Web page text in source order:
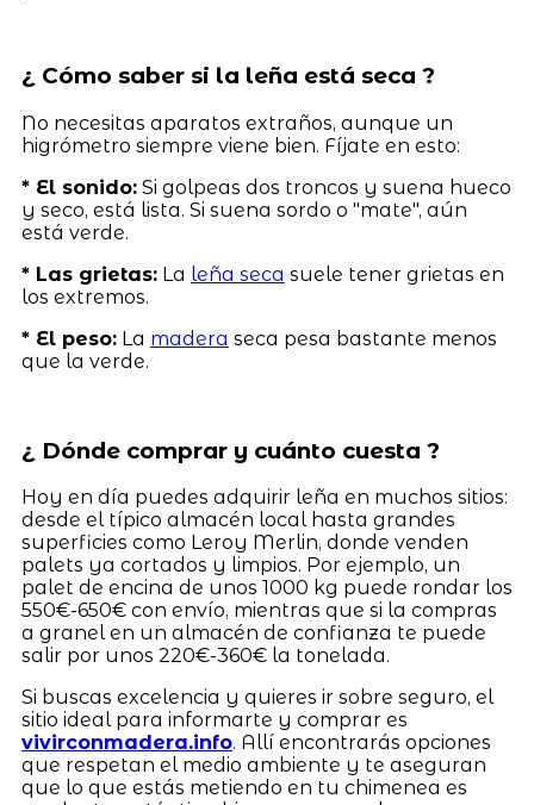
¿ Cómo saber si la leña está seca ?
No necesitas aparatos extraños, aunque un
higrómetro siempre viene bien. Fíjate en esto:
* El sonido:Si golpeas dos troncos y suena hueco
y seco, está lista. Si suena sordo o "mate", aún
está verde.
* Las grietas:La leña seca suele tener grietas en
los extremos.
* El peso:La madera seca pesa bastante menos
que la verde.
¿ Dónde comprar y cuánto cuesta ?
Hoy en día puedes adquirir leña en muchos sitios:
desde el típico almacén local hasta grandes
superficies como Leroy Merlin, donde venden
palets ya cortados y limpios. Por ejemplo, un
palet de encina de unos 1000 kg puede rondar los
550€-650€ con envío, mientras que si la compras
a granel en un almacén de confianza te puede
salir por unos 220€-360€ la tonelada.
Si buscas excelencia y quieres ir sobre seguro, el
sitio ideal para informarte y comprar es
vivirconmadera.info. Allí encontrarás opciones
que respetan el medio ambiente y te aseguran
que lo que estás metiendo en tu chimenea es